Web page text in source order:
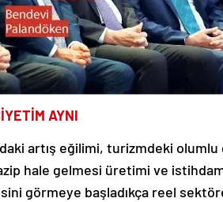
AYNI
artış eğilimi, turizmdeki
hale gelmesi üretimi ve
görmeye başladıkça reel